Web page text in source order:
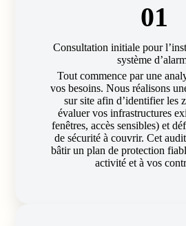
01
Consultation initiale pour
système
Tout commence par une
vos besoins. Nous réalisons
sur site afin d’identifier les
évaluer vos infrastructures
fenêtres, accès sensibles) et
de sécurité à couvrir. Cet
bâtir un plan de protection
activité et à vos